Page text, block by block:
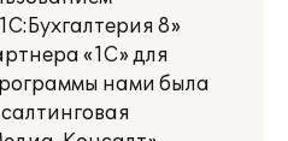
8»
«1С» для
нами была